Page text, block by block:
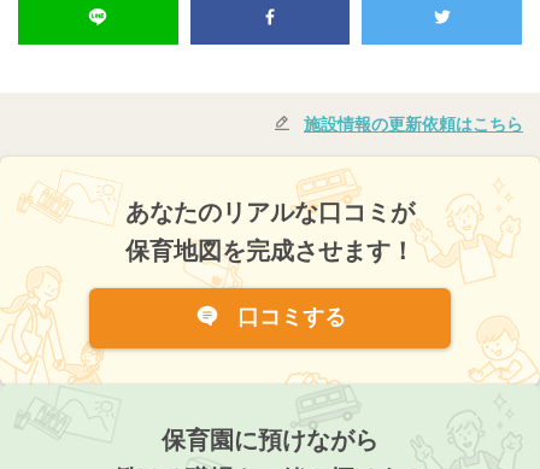
施設情報の更新依頼はこちら
あなたのリアルな口コミが
保育地図を完成させます！
口コミする
保育園に預けながら